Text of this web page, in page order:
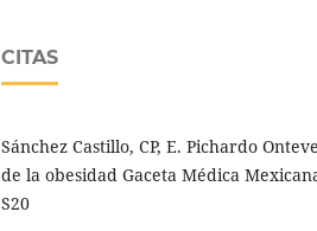
CITAS
Sánchez Castillo, CP, E. Pichardo
de la obesidad Gaceta Médica
S20